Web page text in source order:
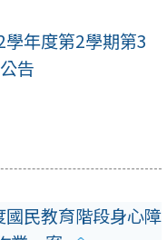
學年度第2學期第3
告
民教育階段身心障